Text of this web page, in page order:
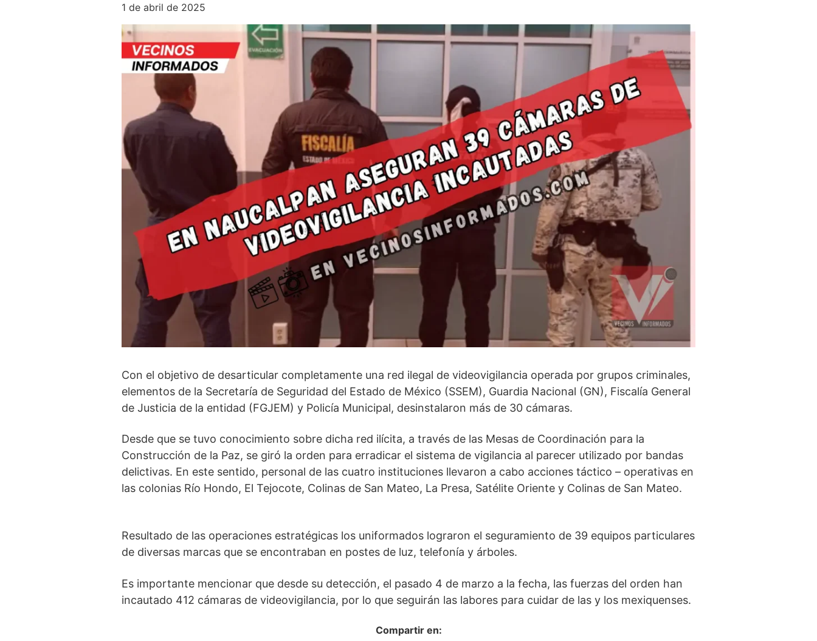
1 de abril de 2025
Con el objetivo de desarticular completamente una red ilegal de videovigilancia operada por grupos criminales,
elementos de la Secretaría de Seguridad del Estado de México (SSEM), Guardia Nacional (GN), Fiscalía General
de Justicia de la entidad (FGJEM) y Policía Municipal, desinstalaron más de 30 cámaras.
Desde que se tuvo conocimiento sobre dicha red ilícita, a través de las Mesas de Coordinación para la
Construcción de la Paz, se giró la orden para erradicar el sistema de vigilancia al parecer utilizado por bandas
delictivas. En este sentido, personal de las cuatro instituciones llevaron a cabo acciones táctico – operativas en
las colonias Río Hondo, El Tejocote, Colinas de San Mateo, La Presa, Satélite Oriente y Colinas de San Mateo.
Resultado de las operaciones estratégicas los uniformados lograron el seguramiento de 39 equipos particulares
de diversas marcas que se encontraban en postes de luz, telefonía y árboles.
Es importante mencionar que desde su detección, el pasado 4 de marzo a la fecha, las fuerzas del orden han
incautado 412 cámaras de videovigilancia, por lo que seguirán las labores para cuidar de las y los mexiquenses.
Compartir en: